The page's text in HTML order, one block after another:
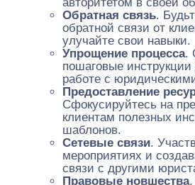
авторитетом в своей
Обратная связь.
обратной связи от
улучайте свои навыки.
Упрощение процесса.
пошаговые
работе с
Предоставление
Сфокусируйтесь на
клиентам полезных
шаблонов.
Сетевые связи.
мероприятиях и
связи с другими
Правовые новшества.